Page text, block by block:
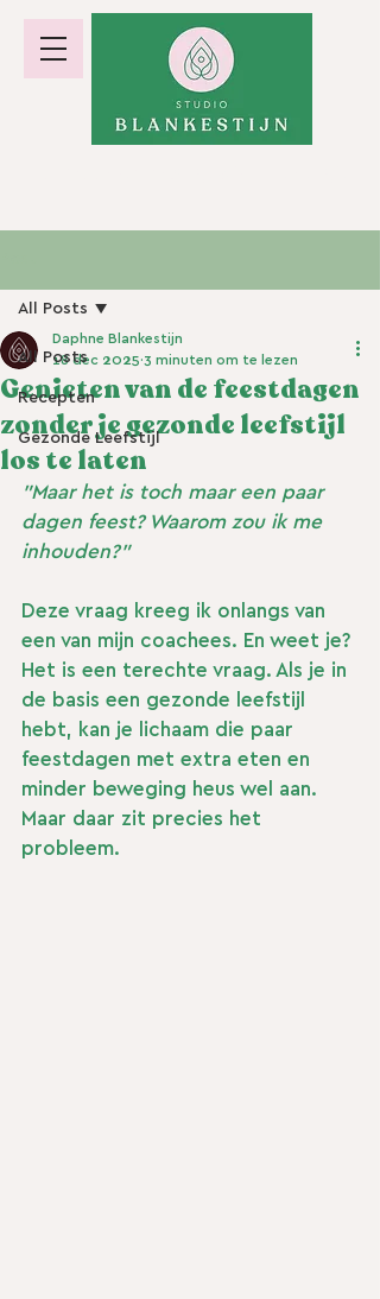
All Posts
Recepten
Gezonde Leefstijl
All Posts
Genieten van de feestdagen
zonder je gezonde leefstijl
los te laten
Daphne Blankestijn
18 dec 2025 3 minuten om te lezen
"Maar het is toch maar een paar
dagen feest? Waarom zou ik me
inhouden?"
Deze vraag kreeg ik onlangs van
een van mijn coachees. En weet je?
Het is een terechte vraag. Als je in
de basis een gezonde leefstijl
hebt, kan je lichaam die paar
feestdagen met extra eten en
minder beweging heus wel aan.
Maar daar zit precies het
probleem.